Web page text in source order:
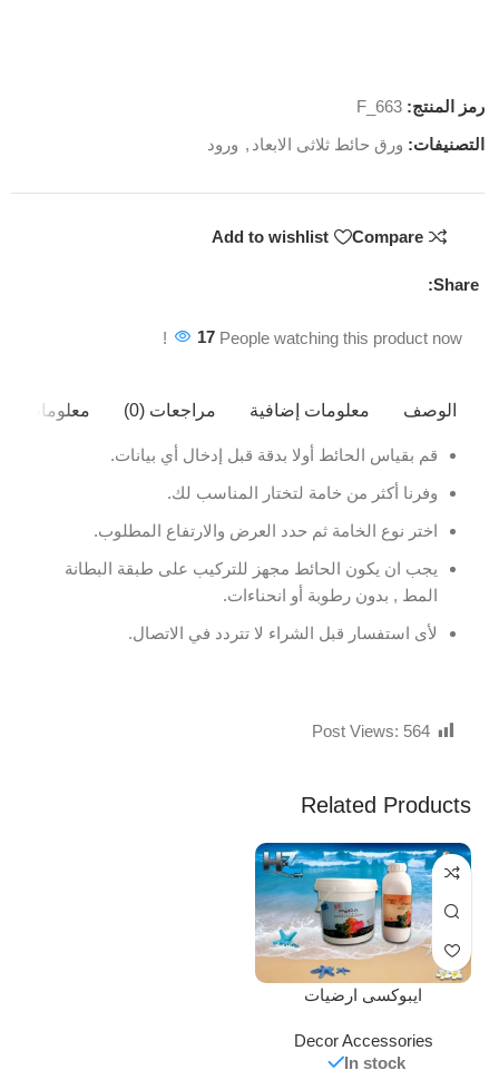
رمز المنتج:F_663
التصنيفات: ورق حائط ثلاثى الابعاد , ورود
Compare
Add to wishlist
Share:
17 People watching this product now!
الوصف معلومات إضافية مراجعات (0) معلومات
قم بقياس الحائط أولا بدقة قبل إدخال أي بيانات.
وفرنا أكثر من خامة لتختار المناسب لك.
اختر نوع الخامة ثم حدد العرض والارتفاع المطلوب.
يجب ان يكون الحائط مجهز للتركيب على طبقة البطانة
المط , بدون رطوبة أو انحناءات.
لأى استفسار قبل الشراء لا تتردد في الاتصال.
Post Views: 564
Related Products
ايبوكسى ارضيات
Decor Accessories
In stock